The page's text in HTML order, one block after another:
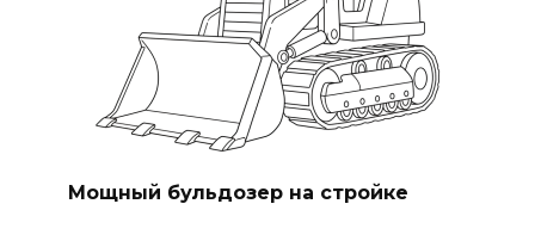
Мощный бульдозер на стройке